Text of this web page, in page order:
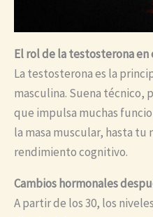
El rol de la testosterona
La testosterona es la
masculina. Suena técnico,
que impulsa muchas
la masa muscular, hasta
rendimiento cognitivo.
Cambios hormonales
A partir de los 30, los